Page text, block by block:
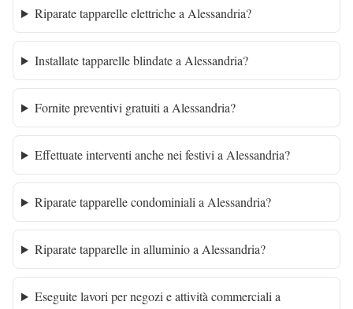
Riparate tapparelle elettriche a Alessandria?
Installate tapparelle blindate a Alessandria?
Fornite preventivi gratuiti a Alessandria?
Effettuate interventi anche nei festivi a Alessandria?
Riparate tapparelle condominiali a Alessandria?
Riparate tapparelle in alluminio a Alessandria?
Eseguite lavori per negozi e attività commerciali a